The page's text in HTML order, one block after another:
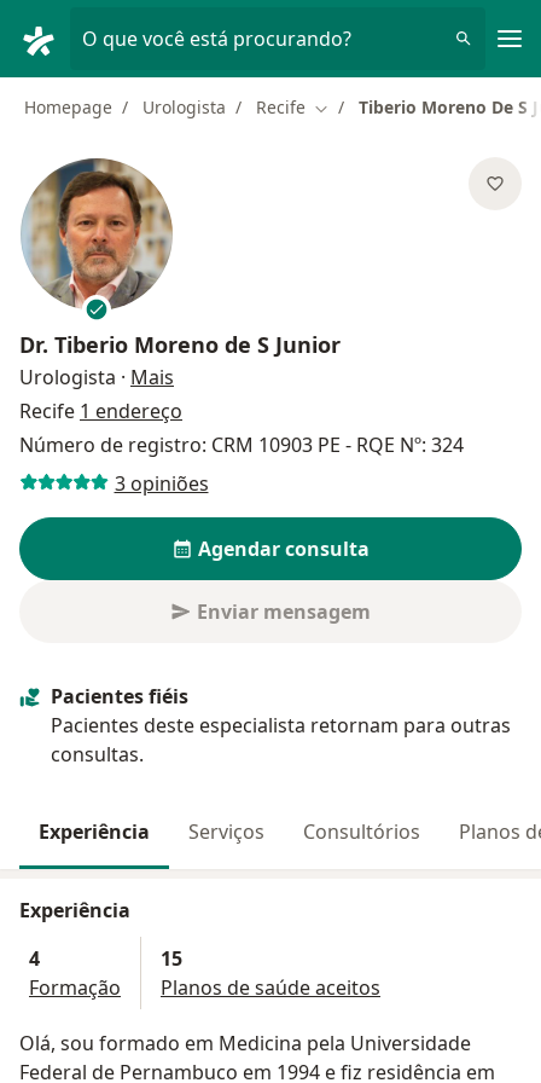
O que você está procurando?
Homepage Urologista Recife Mudar de cidade
Tiberio Moreno De S
Dr. Tiberio Moreno de S Junior
Urologista · Mais
Recife 1 endereço
Número de registro: CRM 10903 PE - RQE Nº: 324
3 opiniões
Agendar consulta
Enviar mensagem
Pacientes fiéis
Pacientes deste especialista retornam para outras
consultas.
Experiência Serviços Consultórios Planos
Experiência
4
Formação
15
Planos de saúde aceitos
Olá, sou formado em Medicina pela Universidade
Federal de Pernambuco em 1994 e fiz residência em